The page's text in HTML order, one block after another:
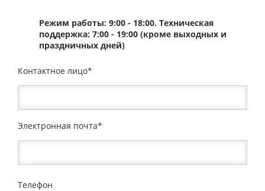
Режим работы: 9:00 - 18:00. Техническая
поддержка: 7:00 - 19:00 (кроме выходных и
праздничных дней)
Контактное лицо
Электронная почта
Телефон